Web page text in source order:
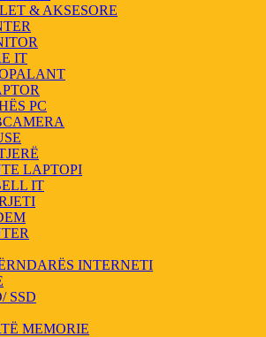
& AKSESORE
IT
PC
LAPTOPI
IT
INTERNETI
SSD
MEMORIE